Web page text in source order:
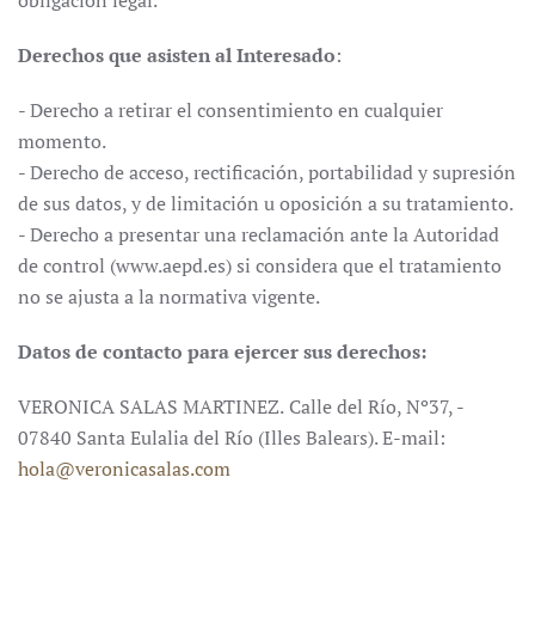
Derechos que asisten al Interesado:
- Derecho a retirar el consentimiento en cualquier
momento.
- Derecho de acceso, rectificación, portabilidad y supresión
de sus datos, y de limitación u oposición a su tratamiento.
- Derecho a presentar una reclamación ante la Autoridad
de control (www.aepd.es) si considera que el tratamiento
no se ajusta a la normativa vigente.
Datos de contacto para ejercer sus derechos:
VERONICA SALAS MARTINEZ. Calle del Río, Nº37, -
07840 Santa Eulalia del Río (Illes Balears). E-mail:
hola@veronicasalas.com